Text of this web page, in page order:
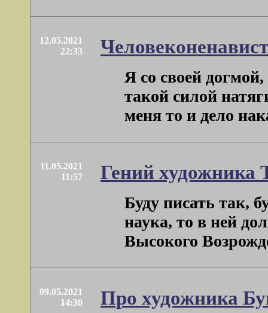
12.05.2021
22:33
Я со своей
такой силой
меня то и дело
11.05.2021
11:57
Гений художника
Буду писать так,
наука, то в ней
Высокого
09.05.2021
14:30
Про художника